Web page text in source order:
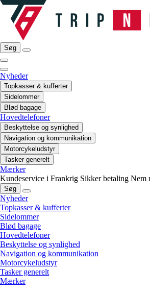
Søg
Nyheder
Topkasser & kufferter
Sidelommer
Blød bagage
Hovedtelefoner
Beskyttelse og synlighed
Navigation og kommunikation
Motorcykeludstyr
Tasker generelt
Mærker
Kundeservice i Frankrig Sikker betaling Nem
Søg
Nyheder
Topkasser & kufferter
Sidelommer
Blød bagage
Hovedtelefoner
Beskyttelse og synlighed
Navigation og kommunikation
Motorcykeludstyr
Tasker generelt
Mærker